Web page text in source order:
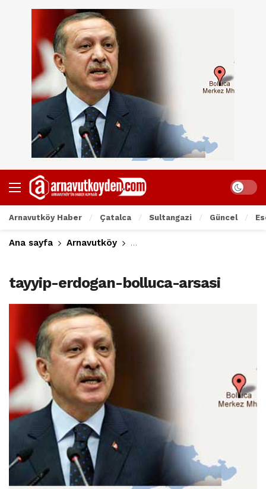
Arnavutköy Haber Çatalca Sultangazi Güncel
Ana sayfa Arnavutköy Başbakan Arnavutköy
tayyip-erdogan-bolluca-arsasi